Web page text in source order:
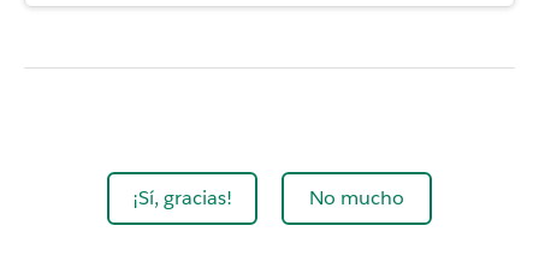
¡Sí, gracias! No mucho